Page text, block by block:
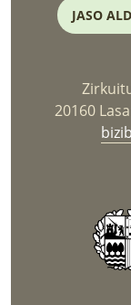
JASO
20160